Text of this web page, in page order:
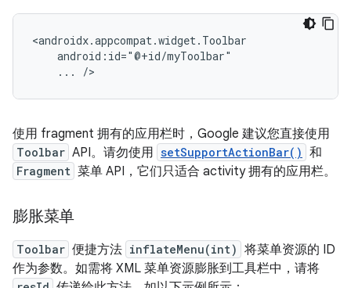
...
使用 fragment 拥有的应用栏时，Google 建议您直接使用
Toolbar API。请勿使用 setSupportActionBar() 和
Fragment 菜单 API，它们只适合 activity 拥有的应用栏。
膨胀菜单
Toolbar 便捷方法 inflateMenu(int) 将菜单资源的 ID
作为参数。如需将 XML 菜单资源膨胀到工具栏中，请将